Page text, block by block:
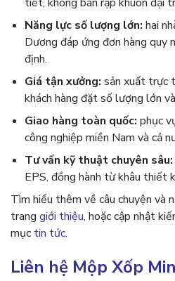
Năng lực số lượng lớn: hai
Dương đáp ứng đơn hàng quy
định.
Giá tận xưởng: sản xuất trực
khách hàng đặt số lượng lớn
Giao hàng toàn quốc: phục
công nghiệp miền Nam và cả
Tư vấn kỹ thuật chuyên sâu:
EPS, đồng hành từ khâu thiết
Tìm hiểu thêm về câu chuyện và
trang giới thiệu, hoặc cập nhật
mục tin tức.
Liên hệ Mộp Xốp